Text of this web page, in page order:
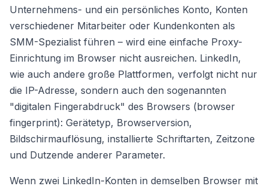
Unternehmens- und ein persönliches Konto, Konten
verschiedener Mitarbeiter oder Kundenkonten als
SMM-Spezialist führen – wird eine einfache Proxy-
Einrichtung im Browser nicht ausreichen. LinkedIn,
wie auch andere große Plattformen, verfolgt nicht nur
die IP-Adresse, sondern auch den sogenannten
"digitalen Fingerabdruck" des Browsers (browser
fingerprint): Gerätetyp, Browserversion,
Bildschirmauflösung, installierte Schriftarten, Zeitzone
und Dutzende anderer Parameter.
Wenn zwei LinkedIn-Konten in demselben Browser mit